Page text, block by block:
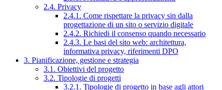
2.4. Privacy
2.4.1. Come rispettare la privacy sin dalla
progettazione di un sito o servizio digitale
2.4.2. Richiedi il consenso quando necessario
2.4.3. Le basi del sito web: architettura,
informativa privacy, riferimenti DPO
3. Pianificazione, gestione e strategia
3.1. Obiettivi del progetto
3.2. Tipologie di progetti
3.2.1. Tipologie di progetto in base agli attori